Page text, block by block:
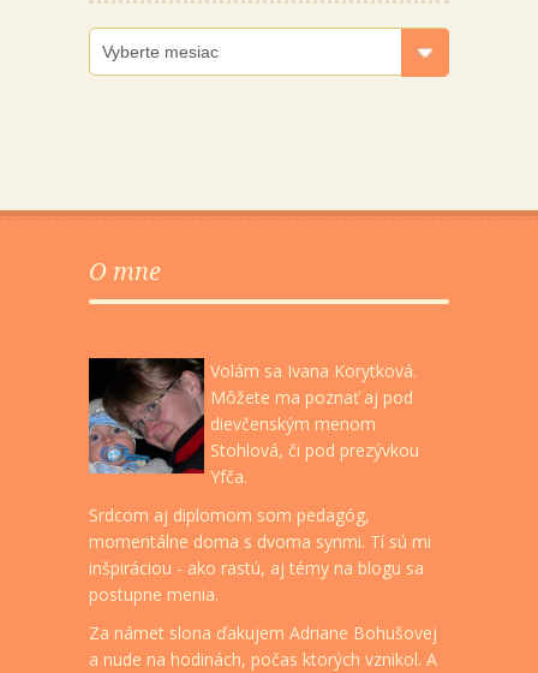
Archív
O mne
Volám sa Ivana Korytková.
Môžete ma poznať aj pod
dievčenským menom
Stohlová, či pod prezývkou
Yfča.
Srdcom aj diplomom som pedagóg,
momentálne doma s dvoma synmi. Tí sú mi
inšpiráciou - ako rastú, aj témy na blogu sa
postupne menia.
Za námet slona ďakujem Adriane Bohušovej
a nude na hodinách, počas ktorých vznikol. A